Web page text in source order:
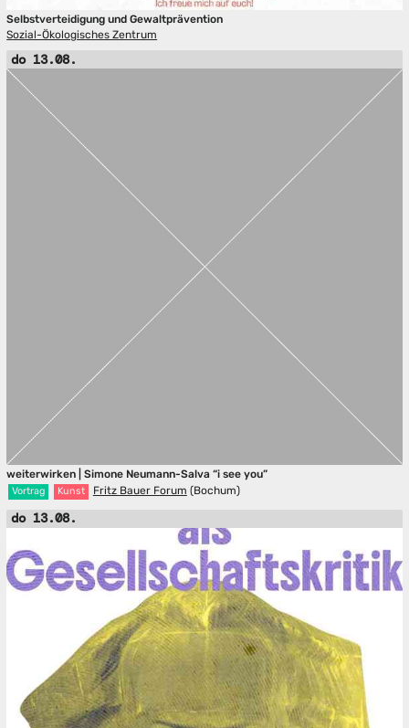
Selbstverteidigung und Gewaltprävention
Sozial-Ökologisches Zentrum
do 13.08.
weiterwirken | Simone Neumann-Salva “i see you”
Vortrag Kunst Fritz Bauer Forum (Bochum)
do 13.08.